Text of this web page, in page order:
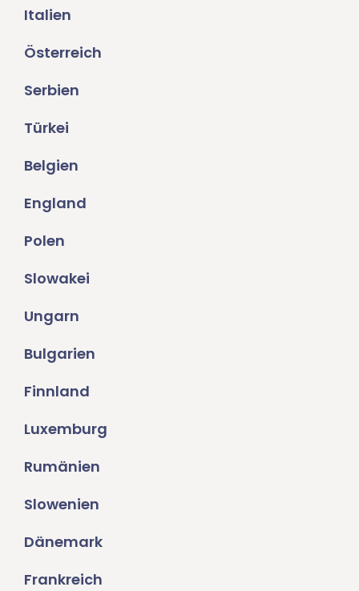
Italien
Österreich
Serbien
Türkei
Belgien
England
Polen
Slowakei
Ungarn
Bulgarien
Finnland
Luxemburg
Rumänien
Slowenien
Dänemark
Frankreich